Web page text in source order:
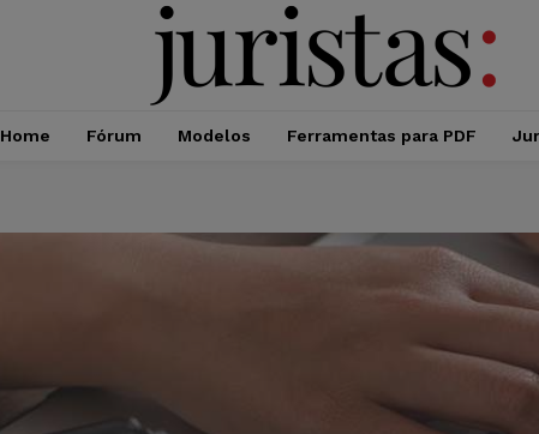
Home Fórum Modelos Ferramentas para PDF